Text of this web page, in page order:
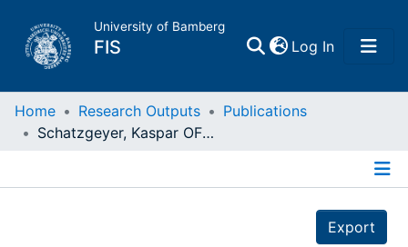
University of Bamberg
FIS Log In(current)
Home
Home Research Outputs
Publications
Schatzgeyer, Kaspar OFM, Schriften zur Verteidigung der Messe / Hg. u. eingeleitet von E. Iserloh u. P. Fabisch. - (= CCath 37): Münster/Westf., 1984
Export